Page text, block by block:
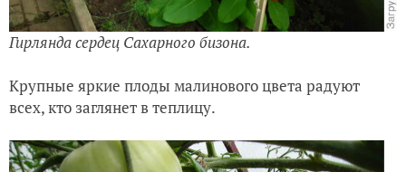
Гирлянда сердец Сахарного бизона.
Крупные яркие плоды малинового цвета радуют
всех, кто заглянет в теплицу.